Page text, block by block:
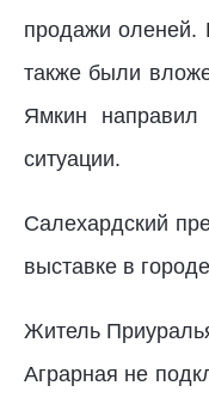
продажи оленей.
также были
Ямкин направил
ситуации.
Салехардский
выставке в
Житель
Аграрная не